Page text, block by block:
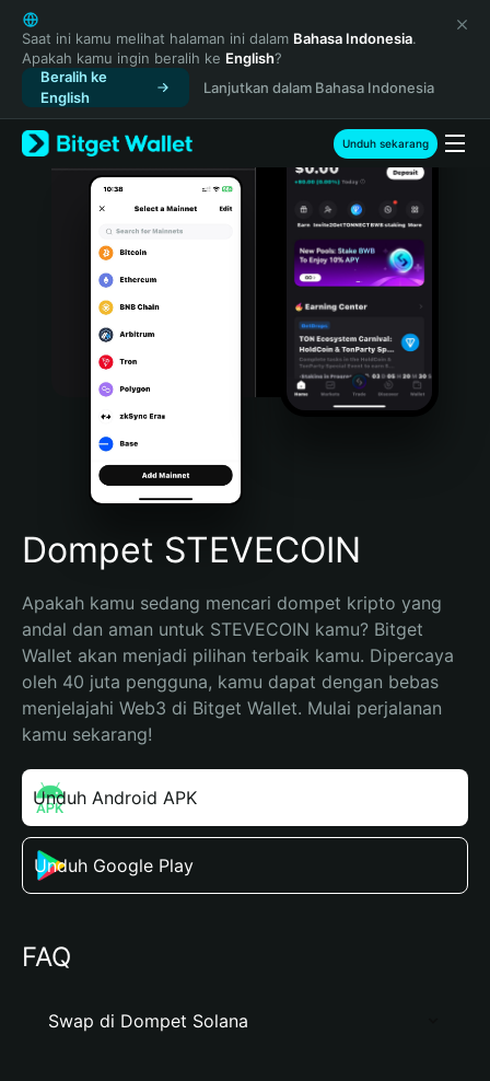
English
日本語
Tiếng Việt
Русский
Español (Latinoamérica)
Türkçe
Italiano
Português (Portugal)
Bahasa Indonesia
Português (Brasil)
Español (Argentina)
Saat ini kamu melihat halaman ini dalam Bahasa Indonesia.
Apakah kamu ingin beralih ke English?
Beralih ke
English
Lanjutkan dalam Bahasa Indonesia
Unduh sekarang
Dompet STEVECOIN
Apakah kamu sedang mencari dompet kripto yang
andal dan aman untuk STEVECOIN kamu? Bitget
Wallet akan menjadi pilihan terbaik kamu. Dipercaya
oleh 40 juta pengguna, kamu dapat dengan bebas
menjelajahi Web3 di Bitget Wallet. Mulai perjalanan
kamu sekarang!
Unduh Android APK
Unduh Google Play
FAQ
Swap di Dompet Solana